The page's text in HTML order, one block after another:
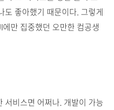
도 좋아했기 때문이다. 그렇게
만 집중했던 오만한 컴공생
서비스면 어쩌나. 개발이 가능